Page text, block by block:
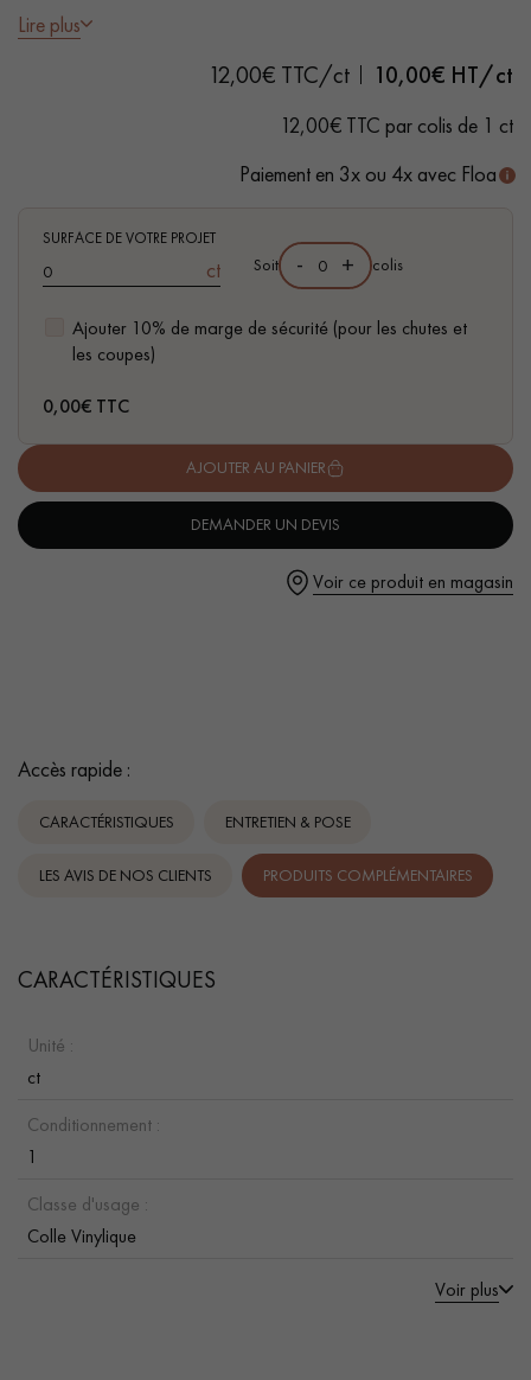
Nos experts sont à votre disposition pour vous guider pas à
pas dans le choix et la pose de votre parquet.
Un expert Décoplus Parquets vous appelle
Demandez un rendez-vous personnalisé
Prise rapide
1 biberon pour 10 m²
Bouchon étagé pour une application précise et facile du
Lire plus
12,00€ TTC/ct 10,00€ HT/ct
12,00€ TTC par colis de 1 ct
Paiement en 3x ou 4x avec Floa
SURFACE DE VOTRE PROJET
ct
Ajouter 10% de marge de sécurité (pour les chutes et
les coupes)
Soit - + colis
0,00€ TTC
AJOUTER AU PANIER
DEMANDER UN DEVIS
Voir ce produit en magasin
Accès rapide :
CARACTÉRISTIQUES ENTRETIEN & POSE
LES AVIS DE NOS CLIENTS PRODUITS COMPLÉMENTAIRES
CARACTÉRISTIQUES
Unité :
ct
Conditionnement :
1
Classe d'usage :
Colle Vinylique
Voir plus